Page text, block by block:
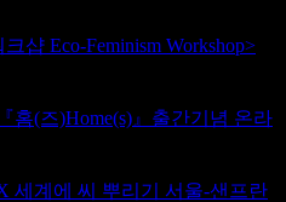
샵 Eco-Feminism Workshop>
홈(즈)Home(s)』출간기념 온라
세계에 씨 뿌리기 서울-샌프란